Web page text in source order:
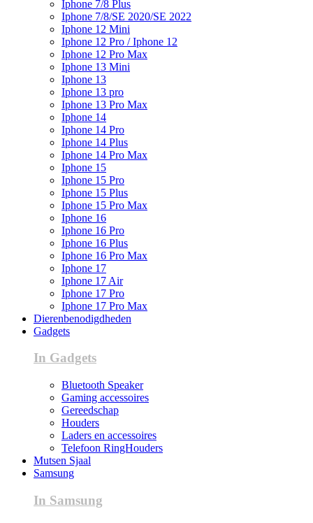
Iphone 7/8 Plus
Iphone 7/8/SE 2020/SE 2022
Iphone 12 Mini
Iphone 12 Pro / Iphone 12
Iphone 12 Pro Max
Iphone 13 Mini
Iphone 13
Iphone 13 pro
Iphone 13 Pro Max
Iphone 14
Iphone 14 Pro
Iphone 14 Plus
Iphone 14 Pro Max
Iphone 15
Iphone 15 Pro
Iphone 15 Plus
Iphone 15 Pro Max
Iphone 16
Iphone 16 Pro
Iphone 16 Plus
Iphone 16 Pro Max
Iphone 17
Iphone 17 Air
Iphone 17 Pro
Iphone 17 Pro Max
Dierenbenodigdheden
Gadgets
In Gadgets
Bluetooth Speaker
Gaming accessoires
Gereedschap
Houders
Laders en accessoires
Telefoon RingHouders
Mutsen Sjaal
Samsung
In Samsung